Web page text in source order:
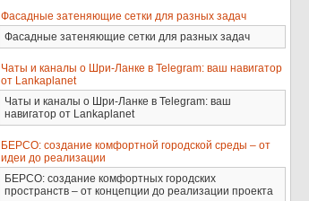
Фасадные затеняющие сетки для разных задач
Фасадные затеняющие сетки для разных задач
Чаты и каналы о Шри-Ланке в Telegram: ваш навигатор
от Lankaplanet
Чаты и каналы о Шри-Ланке в Telegram: ваш
навигатор от Lankaplanet
БЕРСО: создание комфортной городской среды – от
идеи до реализации
БЕРСО: создание комфортных городских
пространств – от концепции до реализации проекта